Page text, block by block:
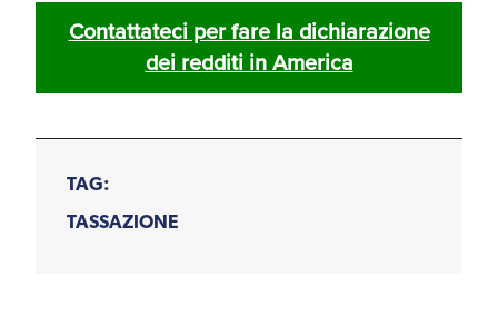
Contattateci per fare la dichiarazione
dei redditi in America
TAG:
TASSAZIONE